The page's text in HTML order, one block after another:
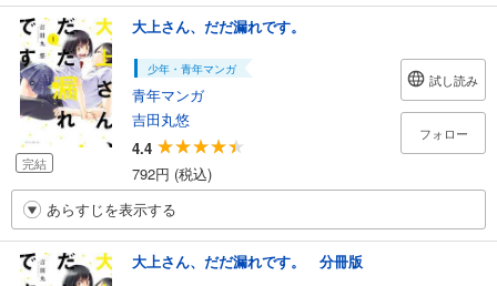
完結
大上さん、だだ漏れです。
少年・青年マンガ
青年マンガ
吉田丸悠
4.4
792円 (税込)
試し読み
フォロー
あらすじを表示する
大上さん、だだ漏れです。 分冊版